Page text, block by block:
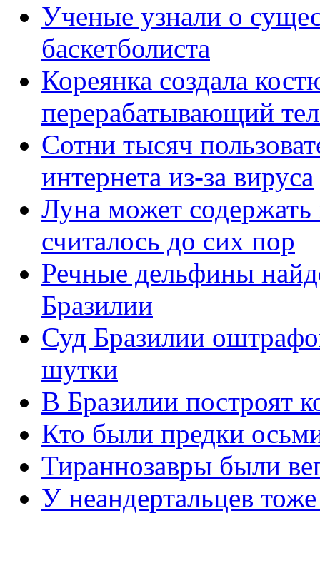
Ученые узнали о
баскетболиста
Кореянка создала
перерабатывающий
Сотни тысяч
интернета из-за вируса
Луна может
считалось до сих пор
Речные дельфины
Бразилии
Суд Бразилии
шутки
В Бразилии построят
Кто были предки
Тираннозавры были
У неандертальцев